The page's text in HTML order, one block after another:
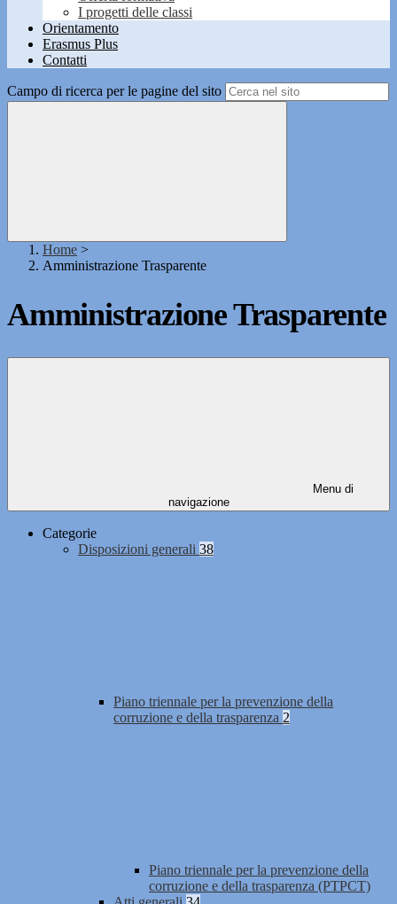
I progetti delle classi
Orientamento
Erasmus Plus
Contatti
Campo di ricerca per le pagine del sito
Home >
Amministrazione Trasparente
Amministrazione Trasparente
Menu di
navigazione
Categorie
Disposizioni generali 38
Piano triennale per la prevenzione della
corruzione e della trasparenza 2
Piano triennale per la prevenzione della
corruzione e della trasparenza (PTPCT)